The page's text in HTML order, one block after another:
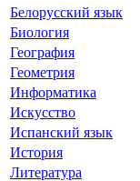
Белорусский язык
Биология
География
Геометрия
Информатика
Искусство
Испанский язык
История
Литература